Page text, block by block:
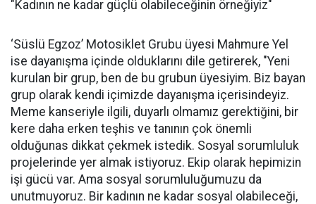
"Kadının ne kadar güçlü olabileceğinin örneğiyiz"
‘Süslü Egzoz’ Motosiklet Grubu üyesi Mahmure Yel
ise dayanışma içinde olduklarını dile getirerek, "Yeni
kurulan bir grup, ben de bu grubun üyesiyim. Biz bayan
grup olarak kendi içimizde dayanışma içerisindeyiz.
Meme kanseriyle ilgili, duyarlı olmamız gerektiğini, bir
kere daha erken teşhis ve tanının çok önemli
olduğunas dikkat çekmek istedik. Sosyal sorumluluk
projelerinde yer almak istiyoruz. Ekip olarak hepimizin
işi gücü var. Ama sosyal sorumluluğumuzu da
unutmuyoruz. Bir kadının ne kadar sosyal olabileceği,